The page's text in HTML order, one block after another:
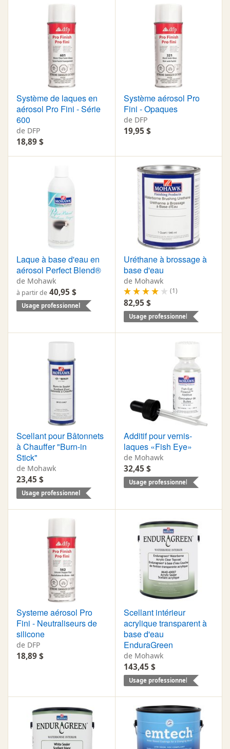
Système de laques en
aérosol Pro Fini - Série
600
de DFP
18,89 $
Système aérosol Pro
Fini - Opaques
de DFP
19,95 $
Laque à base d'eau en
aérosol Perfect Blend®
de Mohawk
à partir de 40,95 $
Usage professionnel
Uréthane à brossage à
base d'eau
de Mohawk
(1)
82,95 $
Usage professionnel
Scellant pour Bâtonnets
à Chauffer "Burn-in
Stick"
de Mohawk
23,45 $
Usage professionnel
Additif pour vernis-
laques «Fish Eye»
de Mohawk
32,45 $
Usage professionnel
Systeme aérosol Pro
Fini - Neutraliseurs de
silicone
de DFP
18,89 $
Scellant intérieur
acrylique transparent à
base d'eau
EnduraGreen
de Mohawk
143,45 $
Usage professionnel